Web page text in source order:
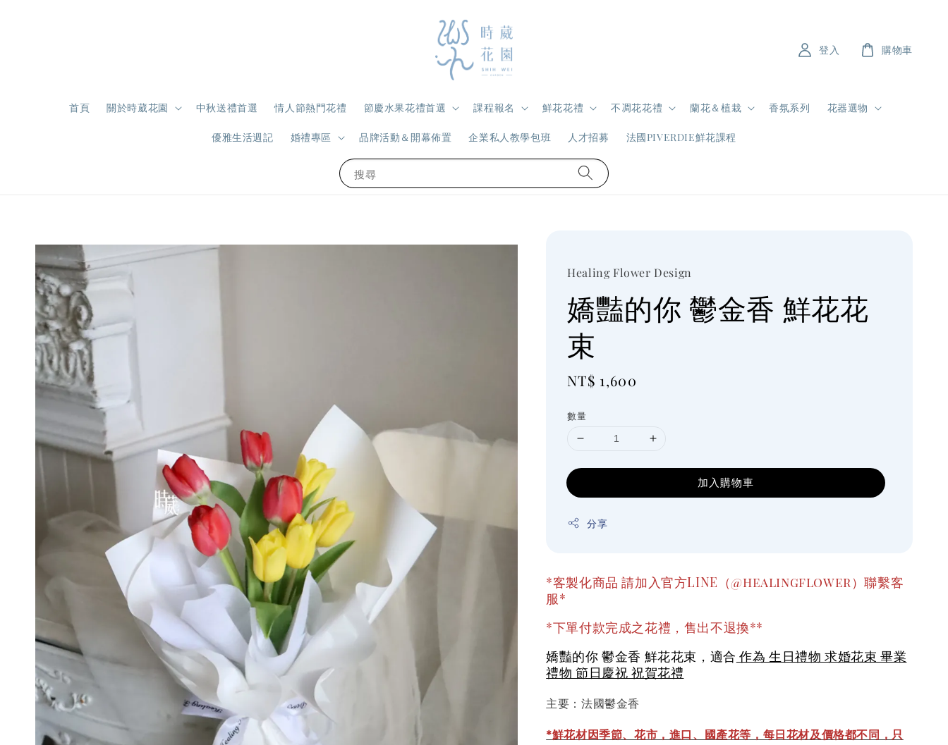
搜尋
首頁 關於時葳花園 中秋送禮首選 情人節熱門花禮 節慶水果花禮首選 課程報名 鮮花花禮 不凋花花禮 蘭花＆植栽 香氛系列 花器選物
優雅生活週記 婚禮專區 品牌活動＆開幕佈置 企業私人教學包班 人才招募 法國PIVERDIE鮮花課程
登入 購物車
Healing Flower Design
嬌豔的你 鬱金香 鮮花花
束
Regular
NT$ 1,600
數量
加入購物車
分享
*客製化商品 請加入官方LINE（@healingflower）聯繫客
服*
*下單付款完成之花禮，售出不退換**
嬌豔的你 鬱金香 鮮花花束，適合 作為 生日禮物 求婚花束 畢業
禮物 節日慶祝 祝賀花禮
主要：法國鬱金香
*鮮花材因季節、花市，進口、國產花等，每日花材及價格都不同，只